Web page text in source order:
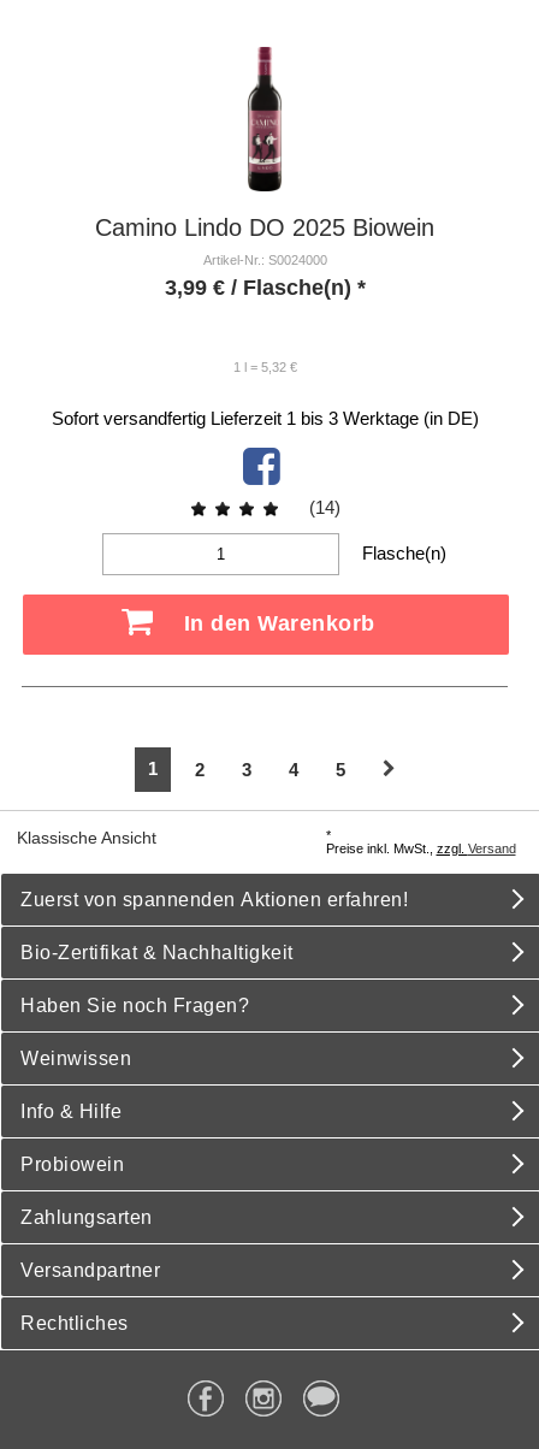
Camino Lindo DO 2025 Biowein
Artikel-Nr.: S0024000
3,99 €/ Flasche(n) *
1 l = 5,32 €
Sofort versandfertig Lieferzeit 1 bis 3 Werktage (in DE)
(14)
Flasche(n)
In den Warenkorb
1 2 3 4 5
Klassische Ansicht
*
Preise inkl. MwSt., zzgl. Versand
Zuerst von spannenden Aktionen erfahren!
Bio-Zertifikat & Nachhaltigkeit
Haben Sie noch Fragen?
Weinwissen
Info & Hilfe
Probiowein
Zahlungsarten
Versandpartner
Rechtliches